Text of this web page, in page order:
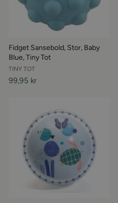
Fidget Sansebold, Stor, Baby
Blue, Tiny Tot
TINY TOT
99,95 kr